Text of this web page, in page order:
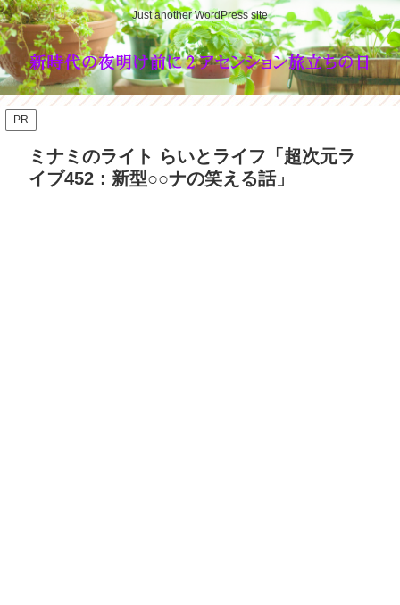
Just another WordPress site
PR
ミナミのライト らいとライフ「超次元ラ
イブ452：新型○○ナの笑える話」